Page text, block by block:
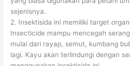
sejenisnya.
2. Insektisida ini memiliki target
Insecticide mampu mencegah
mulai dari rayap, semut, kumbang
lagi. Kayu akan terlindungi dengan